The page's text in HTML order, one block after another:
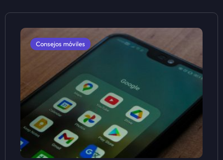
Consejos móviles